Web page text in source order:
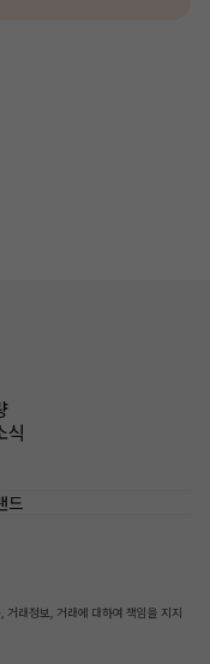
식
드
거래정보, 거래에 대하여 책임을 지지